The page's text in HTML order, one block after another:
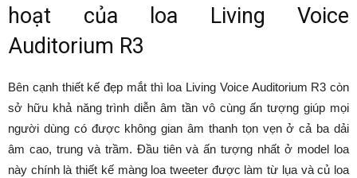
hoạt của loa Living Voice
Auditorium R3
Bên cạnh thiết kế đẹp mắt thì loa Living Voice Auditorium R3 còn
sở hữu khả năng trình diễn âm tần vô cùng ấn tượng giúp mọi
người dùng có được không gian âm thanh tọn vẹn ở cả ba dải
âm cao, trung và trầm. Đầu tiên và ấn tượng nhất ở model loa
này chính là thiết kế màng loa tweeter được làm từ lụa và củ loa